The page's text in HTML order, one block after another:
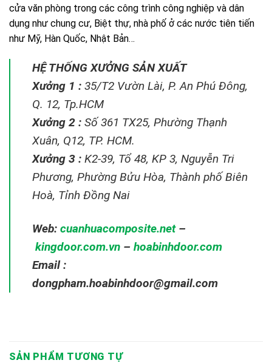
cửa văn phòng trong các công trình công nghiệp và dân
dụng như chung cư, Biệt thự, nhà phố ở các nước tiên tiến
như Mỹ, Hàn Quốc, Nhật Bản…
HỆ THỐNG XƯỞNG SẢN XUẤT
Xưởng 1 : 35/T2 Vườn Lài, P. An Phú Đông,
Q. 12, Tp.HCM
Xưởng 2 : Số 361 TX25, Phường Thạnh
Xuân, Q12, TP. HCM.
Xưởng 3 : K2-39, Tổ 48, KP 3, Nguyễn Tri
Phương, Phường Bửu Hòa, Thành phố Biên
Hoà, Tỉnh Đồng Nai
Web: cuanhuacomposite.net–
kingdoor.com.vn – hoabinhdoor.com
Email :
dongpham.hoabinhdoor@gmail.com
SẢN PHẨM TƯƠNG TỰ